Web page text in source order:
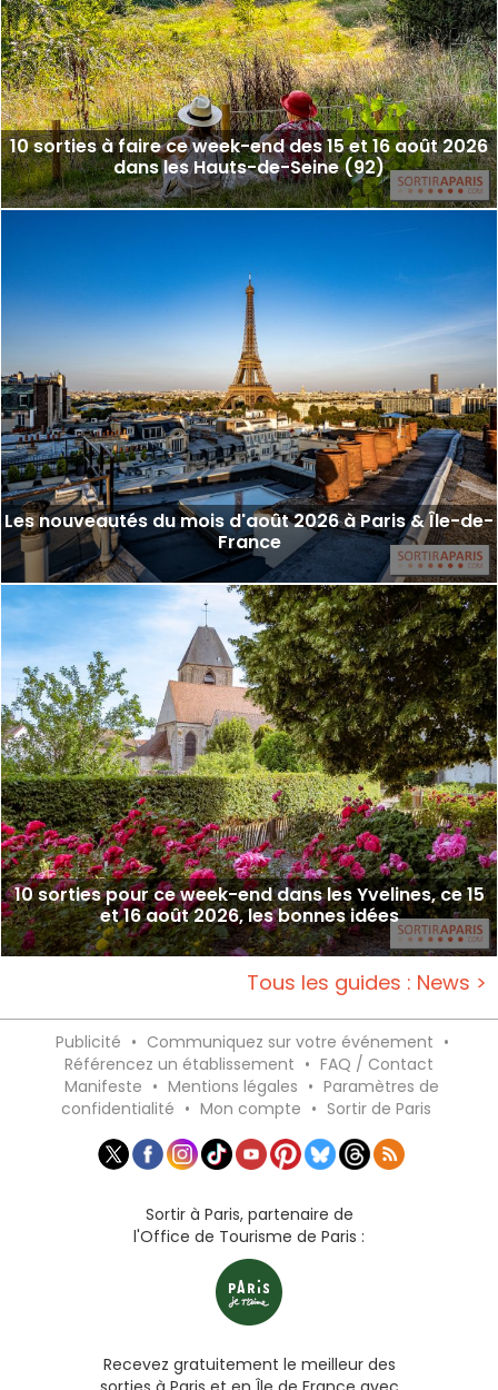
10 sorties à faire ce week-end des 15 et 16 août 2026
dans les Hauts-de-Seine (92)
Les nouveautés du mois d'août 2026 à Paris & Île-de-
France
10 sorties pour ce week-end dans les Yvelines, ce 15
et 16 août 2026, les bonnes idées
Tous les guides : News >
Publicité • Communiquez sur votre événement •
Référencez un établissement • FAQ / Contact
Manifeste • Mentions légales • Paramètres de
confidentialité • Mon compte • Sortir de Paris
Sortir à Paris, partenaire de
l'Office de Tourisme de Paris :
Recevez gratuitement le meilleur des